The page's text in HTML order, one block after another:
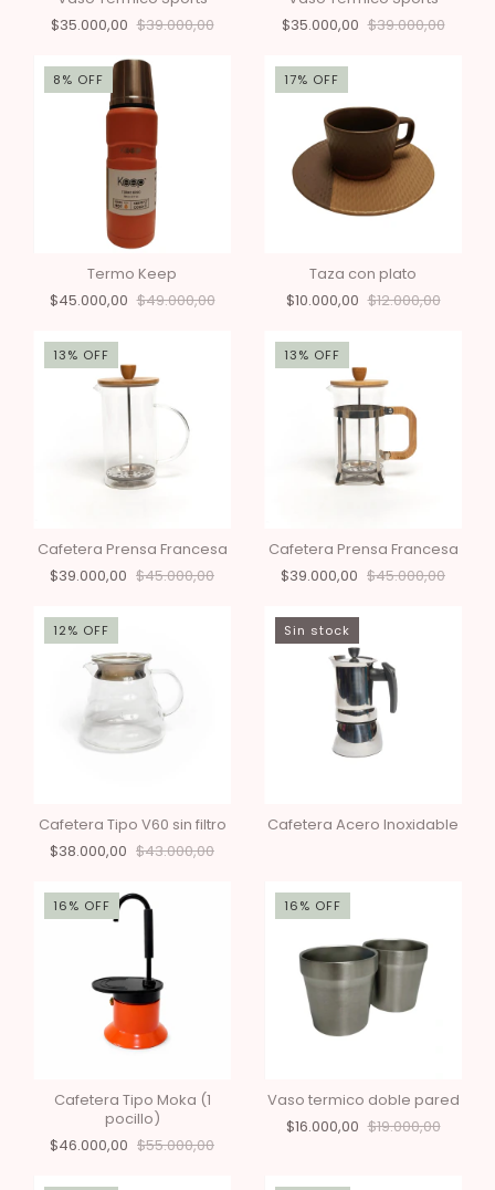
$35.000,00 $39.000,00
$35.000,00 $39.000,00
8% OFF
Termo Keep
$45.000,00 $49.000,00
17% OFF
Taza con plato
$10.000,00 $12.000,00
13% OFF
Cafetera Prensa Francesa
$39.000,00 $45.000,00
13% OFF
Cafetera Prensa Francesa
$39.000,00 $45.000,00
12% OFF
Cafetera Tipo V60 sin filtro
$38.000,00 $43.000,00
Sin stock
Cafetera Acero Inoxidable
16% OFF
Cafetera Tipo Moka (1
pocillo)
$46.000,00 $55.000,00
16% OFF
Vaso termico doble pared
$16.000,00 $19.000,00